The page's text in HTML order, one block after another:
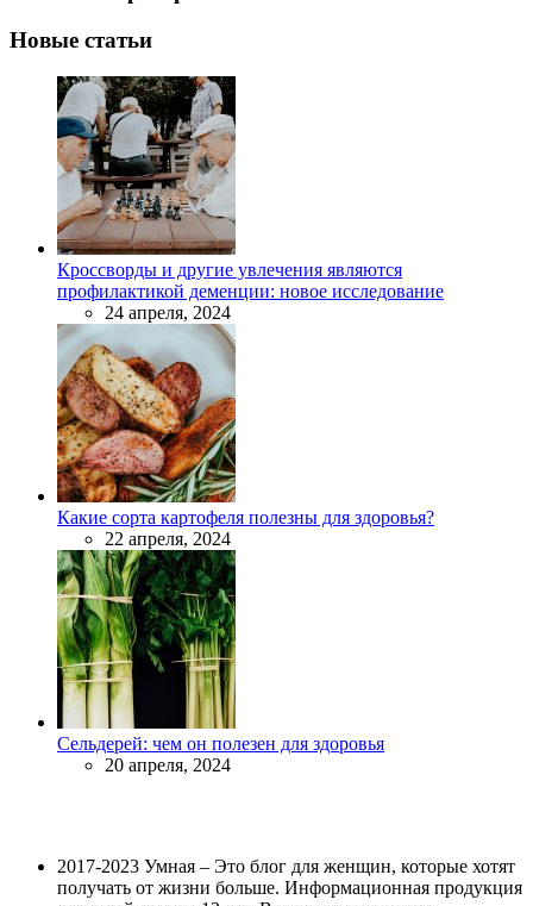
Новые статьи
Кроссворды и другие увлечения являются
профилактикой деменции: новое исследование
24 апреля, 2024
Какие сорта картофеля полезны для здоровья?
22 апреля, 2024
Сельдерей: чем он полезен для здоровья
20 апреля, 2024
2017-2023 Умная – Это блог для женщин, которые хотят
получать от жизни больше. Информационная продукция